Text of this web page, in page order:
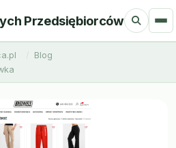
Przedsiębiorców
Blog